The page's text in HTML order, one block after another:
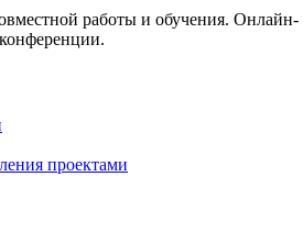
работы и обучения. Онлайн-
проектами